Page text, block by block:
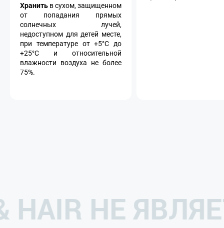
Хранить в сухом, защищенном
от попадания прямых
солнечных лучей,
недоступном для детей месте,
при температуре от +5°С до
+25°С и относительной
влажности воздуха не более
75%.
HAIR НЕ